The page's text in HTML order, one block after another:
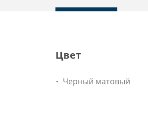
Цвет
Черный матовый